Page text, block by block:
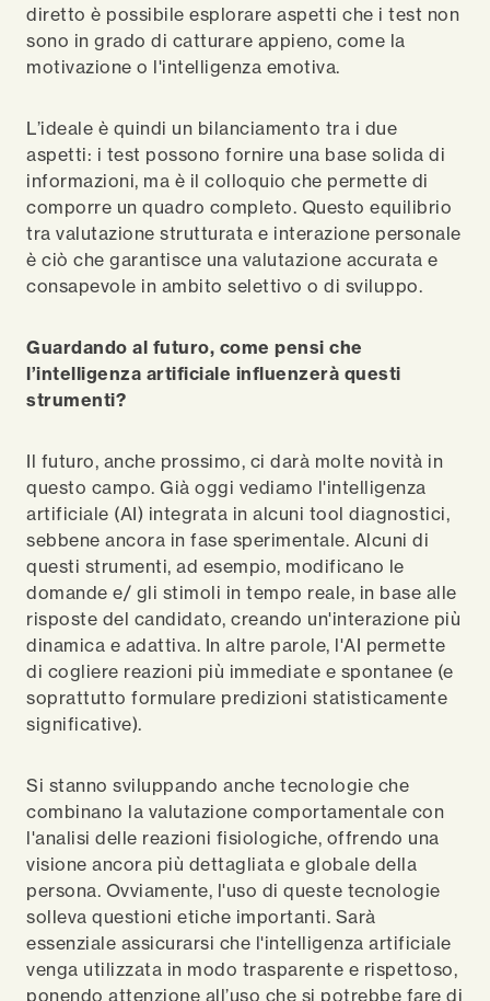
diretto è possibile esplorare aspetti che i test non
sono in grado di catturare appieno, come la
motivazione o l'intelligenza emotiva.
L’ideale è quindi un bilanciamento tra i due
aspetti: i test possono fornire una base solida di
informazioni, ma è il colloquio che permette di
comporre un quadro completo. Questo equilibrio
tra valutazione strutturata e interazione personale
è ciò che garantisce una valutazione accurata e
consapevole in ambito selettivo o di sviluppo.
Guardando al futuro, come pensi che
l’intelligenza artificiale influenzerà questi
strumenti?
Il futuro, anche prossimo, ci darà molte novità in
questo campo. Già oggi vediamo l'intelligenza
artificiale (AI) integrata in alcuni tool diagnostici,
sebbene ancora in fase sperimentale. Alcuni di
questi strumenti, ad esempio, modificano le
domande e/ gli stimoli in tempo reale, in base alle
risposte del candidato, creando un'interazione più
dinamica e adattiva. In altre parole, l'AI permette
di cogliere reazioni più immediate e spontanee (e
soprattutto formulare predizioni statisticamente
significative).
Si stanno sviluppando anche tecnologie che
combinano la valutazione comportamentale con
l'analisi delle reazioni fisiologiche, offrendo una
visione ancora più dettagliata e globale della
persona. Ovviamente, l'uso di queste tecnologie
solleva questioni etiche importanti. Sarà
essenziale assicurarsi che l'intelligenza artificiale
venga utilizzata in modo trasparente e rispettoso,
ponendo attenzione all’uso che si potrebbe fare di